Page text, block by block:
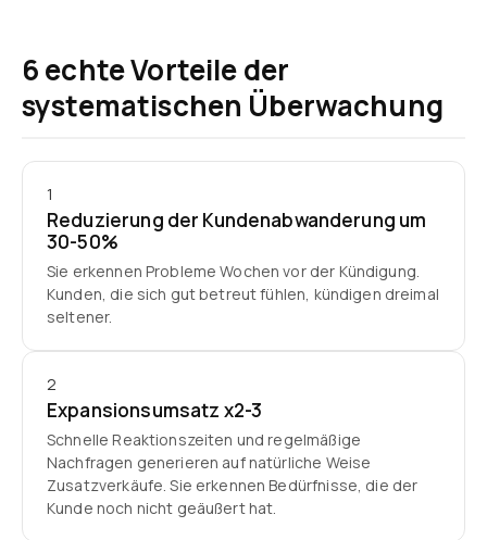
6 echte Vorteile der
systematischen Überwachung
1
Reduzierung der Kundenabwanderung um
30-50%
Sie erkennen Probleme Wochen vor der Kündigung.
Kunden, die sich gut betreut fühlen, kündigen dreimal
seltener.
2
Expansionsumsatz x2-3
Schnelle Reaktionszeiten und regelmäßige
Nachfragen generieren auf natürliche Weise
Zusatzverkäufe. Sie erkennen Bedürfnisse, die der
Kunde noch nicht geäußert hat.